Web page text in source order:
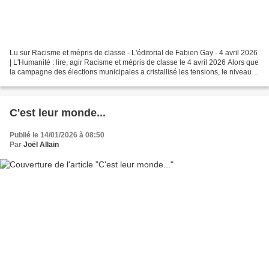
Lu sur Racisme et mépris de classe - L'éditorial de Fabien Gay - 4 avril 2026
| L'Humanité : lire, agir Racisme et mépris de classe le 4 avril 2026 Alors que
la campagne des élections municipales a cristallisé les tensions, le niveau
C'est leur monde...
Publié le 14/01/2026 à 08:50
Par Joël Allain